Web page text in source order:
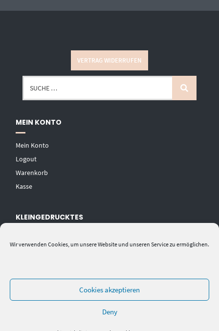
Wir verwenden Cookies, um unsere Website und unseren Service zu ermöglichen.
Cookies akzeptieren
Deny
VERTRAG WIDERRUFEN
MEIN KONTO
Mein Konto
Logout
Warenkorb
Kasse
KLEINGEDRUCKTES
Impressum